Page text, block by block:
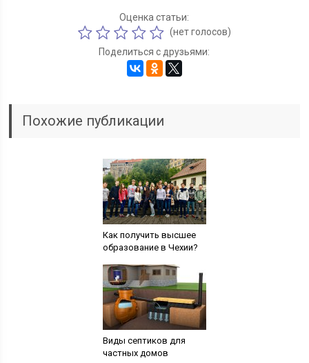
Оценка статьи:
(нет голосов)
Поделиться с друзьями:
Похожие публикации
Как получить высшее
образование в Чехии?
Виды септиков для
частных домов